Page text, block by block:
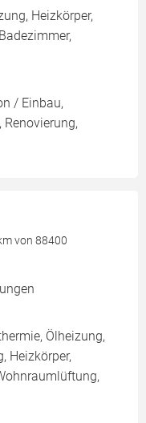
Heizkörper,
/ Einbau,
von 88400
Ölheizung,
Heizkörper,